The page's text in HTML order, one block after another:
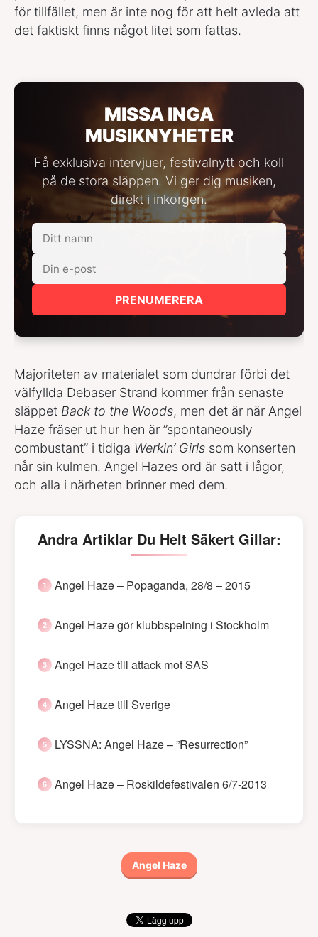
för tillfället, men är inte nog för att helt avleda att
det faktiskt finns något litet som fattas.
MISSA INGA
MUSIKNYHETER
Få exklusiva intervjuer, festivalnytt och koll
på de stora släppen. Vi ger dig musiken,
direkt i inkorgen.
PRENUMERERA
Majoriteten av materialet som dundrar förbi det
välfyllda Debaser Strand kommer från senaste
släppet Back to the Woods, men det är när Angel
Haze fräser ut hur hen är ”spontaneously
combustant” i tidiga Werkin’ Girls som konserten
når sin kulmen. Angel Hazes ord är satt i lågor,
och alla i närheten brinner med dem.
Andra Artiklar Du Helt Säkert Gillar:
Angel Haze – Popaganda, 28/8 – 2015
Angel Haze gör klubbspelning i Stockholm
Angel Haze till attack mot SAS
Angel Haze till Sverige
LYSSNA: Angel Haze – ”Resurrection”
Angel Haze – Roskildefestivalen 6/7-2013
Angel Haze